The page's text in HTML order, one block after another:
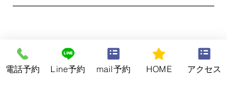
坐骨神経痛を和らげる運動療法と
電話予約 Line予約 mail予約 HOME アクセス